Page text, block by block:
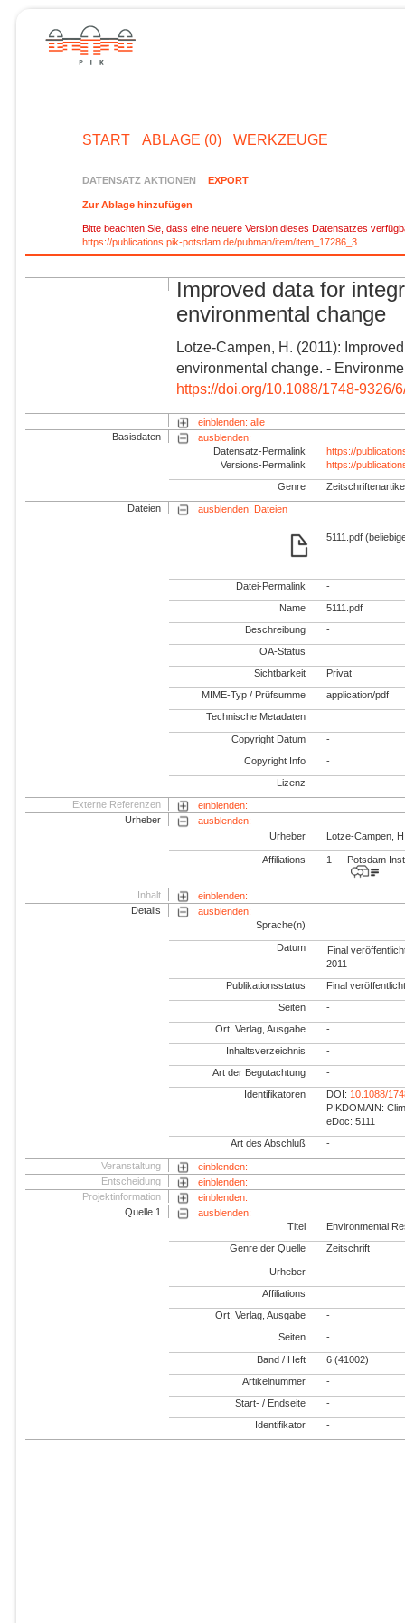
START ABLAGE (0) WERKZEUGE
DATENSATZ AKTIONEN EXPORT
Zur Ablage hinzufügen
Bitte beachten Sie, dass eine neuere Version dieses Datensatzes
https://publications.pik-potsdam.de/pubman/item/item_17286_3
Improved data for
environmental change
Lotze-Campen, H. (2011):
environmental change. -
https://doi.org/10.1088/1748-9326/
einblenden: alle
Basisdaten
ausblenden:
Datensatz-Permalink
https://
Versions-Permalink
https://
Genre
Dateien ausblenden: Dateien
5111.pdf
Datei-Permalink -
Name 5111.pdf
Beschreibung -
OA-Status
Sichtbarkeit Privat
MIME-Typ / Prüfsumme application/pdf
Technische Metadaten
Copyright Datum -
Copyright Info -
Lizenz -
Externe Referenzen
einblenden:
Urheber
ausblenden:
Urheber
Lotze-Campen,
Affiliations 1 Potsdam
Inhalt
einblenden:
Details
ausblenden:
Sprache(n)
Datum
Final
2011
Publikationsstatus Final
Seiten -
Ort, Verlag, Ausgabe -
Inhaltsverzeichnis -
Art der Begutachtung -
Identifikatoren DOI: 10.1088/
PIKDOMAIN:
eDoc: 5111
Art des Abschluß -
Veranstaltung
einblenden:
Entscheidung
einblenden:
Projektinformation
einblenden:
Quelle 1
ausblenden:
Titel
Environmental
Genre der Quelle Zeitschrift
Urheber
Affiliations
Ort, Verlag, Ausgabe -
Seiten -
Band / Heft 6 (41002)
Artikelnummer -
Start- / Endseite -
Identifikator -